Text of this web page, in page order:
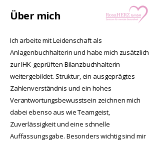
Über mich
Ich arbeite mit Leidenschaft als
Anlagenbuchhalterin und habe mich zusätzlich
zur IHK-geprüften Bilanzbuchhalterin
weitergebildet. Struktur, ein ausgeprägtes
Zahlenverständnis und ein hohes
Verantwortungsbewusstsein zeichnen mich
dabei ebenso aus wie Teamgeist,
Zuverlässigkeit und eine schnelle
Auffassungsgabe. Besonders wichtig sind mir